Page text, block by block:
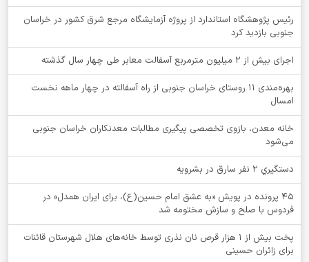
رئیس پژوهشگاه استاندارد از پروژه آزمایشگاه مرجع شرق کشور در خراسان
جنوبی بازدید کرد
اجرای بیش از ۲ میلیون مترمربع آسفالت معابر طی چهار سال گذشته
بهره‌مندی ۱۱ روستای خراسان جنوبی از راه آسفالته در چهار ماهه نخست
امسال
خانه معدن، بازوی تخصصی پیگیری مطالبات معدنکاران خراسان جنوبی
می‌شود
دستگيري 2 نفر سارق در بشرويه
۴۵ پرونده در پویش «به عشق امام حسین(ع)، برای ایران همدل» در
فردوس با صلح و سازش مختومه شد
پخت بیش از 1 هزار قرص نان نذری توسط خانه‌های هلال شهرستان قائنات
برای زائران حسینی